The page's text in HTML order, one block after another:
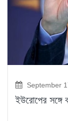
September
ইউরোপের সঙ্গে